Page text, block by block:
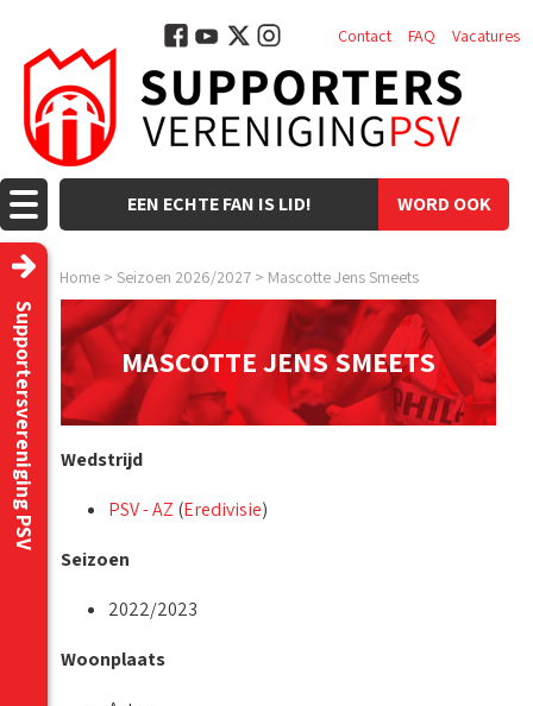
WORD OOK
EEN ECHTE FAN IS LID!
Contact FAQ Vacatures
Home > Seizoen 2026/2027 > Mascotte Jens Smeets
Supportersvereniging PSV MASCOTTE JENS SMEETS
Wedstrijd
PSV - AZ (Eredivisie)
Seizoen
2022/2023
Woonplaats